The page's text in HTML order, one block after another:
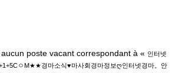
aucun poste vacant correspondant à « 인터넷
ㅇM★★경마소식♥마사회경마정보ღ인터넷경마。안